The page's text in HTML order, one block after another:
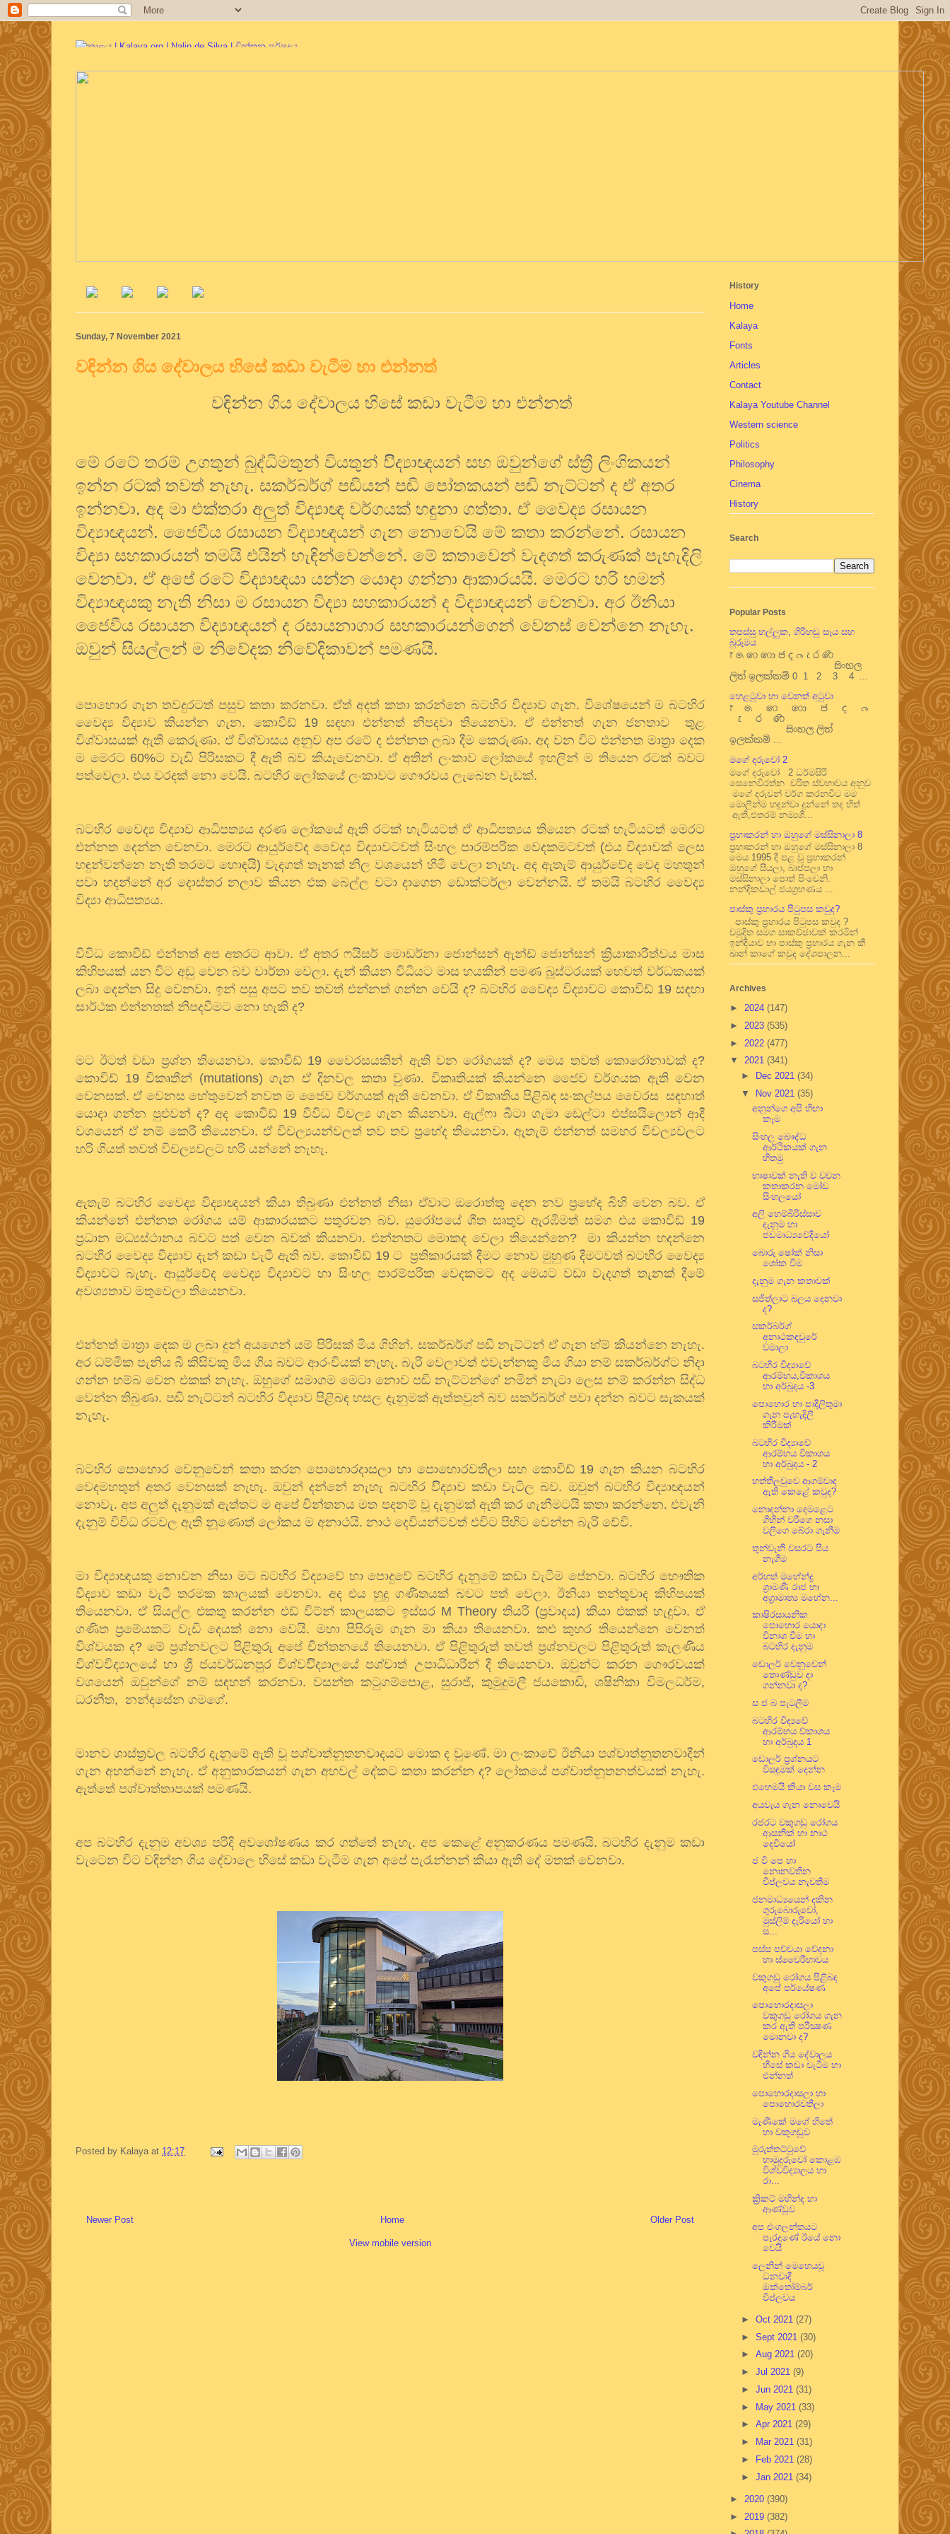
Sunday, 7 November 2021
වඳින්න ගිය දේවාලය හිසේ කඩා වැටීම හා එන්නත්
වඳින්න ගිය දේවාලය හිසේ කඩා වැටීම හා එන්නත්
මේ රටේ තරම් උගතුන් බුද්ධිමතුන් වියතුන් විිද්‍යාඥයන් සහ ඔවුන්ගේ ස්ත්‍රී ලිංගිකයන්
ඉන්න රටක් තවත් නැහැ. සකර්බර්ග් පඬියන් පඬි පෝතකයන් පඬි නැට්ටන් ද ඒ අතර
ඉන්නවා. අද මා එක්තරා අලුත් විද්‍යාඥ වර්ගයක් හඳුනා ගත්තා. ඒ වෛද්‍ය රසායන
විද්‍යාඥයන්. ජෛවීය රසායන විද්‍යාඥයන් ගැන නොවෙයි මේ කතා කරන්නේ. රසායන
විද්‍යා සහකාරයන් තමයි එයින් හැඳින්වෙන්නේ. මේ කතාවෙන් වැදගත් කරුණක් පැහැදිලි
වෙනවා. ඒ අපේ රටේ විද්‍යාඥයා යන්න යොදා ගන්නා ආකාරයයි. මෙරට හරි හමන්
විද්‍යාඥයකු නැති නිසා ම රසායන විද්‍යා සහකාරයන් ද විද්‍යාඥයන් වෙනවා. අර ඊනියා
ජෛවීය රසායන විද්‍යාඥයන් ද රසායනාගාර සහකාරයන්ගෙන් වෙනස් වෙන්නෙ නැහැ.
ඔවුන් සියල්ලන් ම නිවේදක නිවේදිකාවන් පමණයි.
පොහොර ගැන තවදුරටත් පසුව කතා කරනවා. ඒත් අදත් කතා කරන්නෙ බටහිර විද්‍යාව ගැන. විශේෂයෙන් ම බටහිර
වෛද්‍ය විද්‍යාව කියන්න ගැන. කොවිඩ් 19 සඳහා එන්නත් නිපදවා තියෙනවා. ඒ එන්නත් ගැන ජනතාව
තුළ
විශ්වාසයක් ඇති කෙරුණා. ඒ විශ්වාසය අනුව අප රටේ ද එන්නත ලබා දීම කෙරුණා. අද වන විට එන්නත මාත්‍රා දෙක
ම මෙරට 60%ට වැඩි පිරිසකට දී ඇති බව කියැවෙනවා. ඒ අතින් ලංකාව ලෝකයේ ඉහලින් ම තියෙන රටක් බවට
පත්වෙලා. එය වරදක් නො වෙයි. බටහිර ලෝකයේ ලංකාවට ගෞරවය ලැබෙන වැඩක්.
බටහිර වෛද්‍ය විද්‍යාව ආධිපත්‍යය දරණ ලෝකයේ ඇති රටක් හැටියටත් ඒ ආධිපත්‍යය තියෙන රටක් හැටියටත් මෙරට
එන්නත දෙන්න වෙනවා. මෙරට ආයුර්වේද වෛද්‍ය විද්‍යාවටවත් සිංහල පාරම්පරික වෙදකමටවත් (එය විද්‍යාවක් ලෙස
හඳුන්වන්නෙ නැති තරමට හොඳයි) වැදගත් තැනක් නිල වශයෙන් හිමි වෙලා නැහැ. අද ඇතැම් ආයුර්වේද වෙද මහතුන්
පවා හදන්නේ අර දොස්තර නලාව කියන එක බෙල්ල වටා දාගෙන ඩොක්ටර්ලා වෙන්නයි. ඒ තමයි බටහිර වෛද්‍ය
විද්‍යා ආධිපත්‍යය.
විවිධ කොවිඩ් එන්නත් අප අතරට ආවා. ඒ අතර ෆයිසර් මොඩර්නා ජොන්සන් ඇන්ඩ් ජොන්සන් ක්‍රියාකාරීත්වය මාස
කිහිපයක් යන විට අඩු වෙන බව වාර්තා වෙලා. දැන් කියන විධියට මාස හයකින් පමණ බූස්ටරයක් හෙවත් වර්ධකයක්
ලබා දෙන්න සිදු වෙනවා. ඉන් පසු අපට තව තවත් එන්නත් ගන්න වෙයි ද? බටහිර වෛද්‍ය විද්‍යාවට කොවිඩ් 19 සඳහා
සාර්ථක එන්නතක් නිපදවීමට නො හැකි ද?
මට ඊටත් වඩා ප්‍රශ්න තියෙනවා. කොවිඩ් 19 වෛරසයකින් ඇති වන රෝගයක් ද?මෙය තවත් කොරෝනාවක් ද?
කොවිඩ් 19 විකෘතීන් (mutations) ගැන ඒ දිනවල කතා වුණා. විකෘතියක් කියන්නෙ ජෛව වර්ගයක ඇති වෙන
වෙනසක්. ඒ වෙනස හේතුවෙන් නවත ම ජෛව වර්ගයක් ඇති වෙනවා. ඒ විකෘතිය පිළිබඳ සංකල්පය වෛරස සඳහාත්
යොදා ගන්න පුළුවන් ද?අද කොවිඩ් 19 විවිධ විචල්‍ය ගැන කියනවා. ඇල්ෆා බීටා ගැමා ඩෙල්ටා එප්සයිලොන් ආදී
වශයෙන් ඒ නම් කෙරී තියෙනවා. ඒ විචල්‍යයන්වලත් තව තව ප්‍රභේද තියෙනවා. ඇතැම් එන්නත් සමහර විචල්‍යවලට
හරි ගියත් තවත් විචල්‍යවලට හරි යන්නේ නැහැ.
ඇතැම් බටහිර වෛද්‍ය විද්‍යාඥයන් කියා තිබුණා එන්නත් නිසා ඒවාට ඔරොත්තු දෙන නව ප්‍රභේද බිහි වෙන බව. ඒ
කියන්නේ එන්නත රෝගය යම් ආකාරයකට පතුරවන බව. යුරෝපයේ ශීත සෘතුව ඇරඹීමත් සමග එය කොවිඩ් 19
ප්‍රධාන මධ්‍යස්ථානය බවට පත් වෙන බවක් කියනවා. එන්නතට මොකද වෙලා තියෙන්නෙ?
මා කියන්න හදන්නෙ
බටහිර වෛද්‍ය විද්‍යාව දැන් කඩා වැටී ඇති බව. කොවිඩ් 19 ට ප්‍රතිකාරයක් දීමට නොව මුහුණ දීමටවත් බටහිර වෛද්‍ය
විද්‍යාවට බැහැ. ආයුර්වේද වෛද්‍ය විද්‍යාවට හා සිංහල පාරම්පරික වෙදකමට අද මෙයට වඩා වැදගත් තැනක් දීමේ
අවශ්‍යතාව මතුවෙලා තියෙනවා.
එන්නත් මාත්‍රා දෙක ම ලබා දුන් අයගෙන් යම් පිරිසක් මිය ගිහින්. සකර්බර්ග් පඬි නැට්ටන් ඒ ගැන හ්ම් කියන්නෙ නැහැ.
අර ධම්මික පැනිය බී කිසිවකු මිය ගිය බවට ආරංචියක් නැහැ. බැරි වෙලාවත් එවැන්නකු මිය ගියා නම් සකර්බර්ග්ට නිදා
ගන්න හම්බ වෙන එකක් නැහැ. ඔහුගේ සමාගම මෙටා නොව පඬි නැට්ටන්ගේ නමින් නැටා ලෙස නම් කරන්න සිද්ධ
වෙන්න තිබුණා. පඬි නැට්ටන් බටහිර විද්‍යාව පිළිබඳ හසල දැනුමක් ඇත්තවුන් බව සකර්බර්ග් පවා දන්න බවට සැකයක්
නැහැ.
බටහිර පොහොර වෙනුවෙන් කතා කරන පොහොරදාසලා හා පොහොරවතීලා සහ කොවිඩ් 19 ගැන කියන බටහිර
වෙදමහතුන් අතර වෙනසක් නැහැ. ඔවුන් දන්නේ නැහැ බටහිර විිද්‍යාව කඩා වැටිල බව. ඔවුන් බටහිර විද්‍යාඥයන්
නොවැ. අප අලුත් දැනුමක් ඇත්තට ම අපේ චින්තනය මත පදනම් වූ දැනුමක් ඇති කර ගැනීමටයි කතා කරන්නෙ. එවැනි
දැනුම් විවිධ රටවල ඇති නූණොත් ලෝකය ම අනාථයි. නාථ දෙවියන්ටවත් එවිට පිහිට වෙන්න බැරි වේවි.
මා විද්‍යාඥයකු නොවන නිසා මට බටහිර විද්‍යාවේ හා පොදුවේ බටහිර දැනුමේ කඩා වැටීම පේනවා. බටහිර භෞතික
විද්‍යාව කඩා වැටී තරමක කාලයක් වෙනවා. අද එය හුදු ගණිතයක් බවට පත් වෙලා. ඊනියා තන්තුවාද කිහිපයක්
තියෙනවා. ඒ සියල්ල එකතු කරන්න එඩ් විට්න් කාලයකට ඉස්සර M Theoryතියරි (ප්‍රවාදය) කියා එකක් හැදුවා. ඒ
ගණිත ප්‍රමේයකට වැඩි දෙයක් නො වෙයි. මහා පිපිරුම ගැන මා කියා තියෙනවා. කළු කුහර තියෙන්නෙ වෙනත්
විශ්වයක ද?මේ ප්‍රශ්නවලට පිළිතුරු අපේ චින්තනයේ තියෙනවා. ඒ පිළිතුරුත් තවත් ප්‍රශ්නවලට පිළිතුරුත් කැලණිය
විශ්වවිද්‍යාලයේ හා ශ්‍රී ජයවර්ධනපුර විශ්වවිිද්‍යාලයේ පශ්චාත් උපාධිධාරීන් දී තියෙනවා. ඔවුන්ට කරන ගෞරවයක්
වශයෙන් ඔවුන්ගේ නම් සඳහන් කරනවා. වසන්ත කටුගම්පොළ, සුරාජ්, කුමුදුමලී ජයකොඩි,ශෂිනිකා විමලධර්ම,
ධරනීත, නන්දසේන ගමගේ.
මානව ශාස්ත්‍රවල බටහිර දැනුමේ ඇති වූ පශ්චාත්නූතනවාදයට මොක ද වුණේ. මා ලංකාවේ ඊනියා පශ්චාත්නූතනවාදීන්
ගැන අහන්නේ නැහැ. ඒ අනුකාරකයන් ගැන අහවල් දේකට කතා කරන්න ද? ලෝකයේ පශ්චාත්නූතනත්වයක් නැහැ.
ඇත්තේ පශ්චාත්තාපයක් පමණයි.
අප බටහිර දැනුම අවශ්‍ය පරිදි අවශෝෂණය කර ගත්තේ නැහැ. අප කෙළේ අනුකරණය පමණයි. බටහිර දැනුම කඩා
වැටෙන විට වඳින්න ගිය දේවාලෙ හිසේ කඩා වැටීම ගැන අපේ පැරැන්නන් කියා ඇති දේ මතක් වෙනවා.
Posted by Kalaya at 12:17
Newer Post Older Post
Home
View mobile version
History
Home
Kalaya
Fonts
Articles
Contact
Kalaya Youtube Channel
Western science
Politics
Philosophy
Cinema
History
Search
Popular Posts
තපස්සු භල්ලුක, ගිරිහඬු සෑය සහ
බුරුමය
෦ ෧ ෨ ෩ ෪ ෫ ෬ ෭ ෮ ෯
සිංහල
ලිත් ඉලක්කම් 0 1 2 3 4 ...
හෙළටුවා හා වෙනත් අටුවා
෦ ෧ ෨ ෩ ෪ ෫ ෬
෭ ෮ ෯
සිංහල ලිත්
ඉලක්කම් ...
මගේ දරුවෝ 2
මගේ දරුවෝ 2 ධර්මසිරි
සෙනෙවිරත්න චරිත ස්වභාවය අනුව
මගේ දරුවන් වර්ග කරනවිට මම
මොලින්ම හඳුන්වා දුන්නේ තද හිත්
ඇති,එතරම් නම්‍යශී...
ප්‍රභාකරන් හා ඔහුගේ මස්සිනාලා 8
ප්‍රභාකරන් හා ඔහුගේ මස්සිනාලා 8
මෙය 1995 දී පළ වූ ප්‍රභාකරන්
ඔහුගේ සීයලා, බාප්පලා හා
මස්සිනාලා පොත් පිංචෙනි.
නන්දිකඩාල් ජයග්‍රහණය ...
පාස්කු ප්‍රහාරය පිටුපස කවුද?
පාස්කු ප්‍රහාරය පිටුපස කවුද ?
චමුදිත සමග සාකච්ඡාවක් කරමින්
ඉන්දියාව හා පාස්කු ප්‍රහාරය ගැන කී
ඛාන් කාගේ කවුද දේශපාලන...
Archives
► 2024 (147)
► 2023 (535)
► 2022 (477)
▼ 2021 (341)
►
Dec 2021 (34)
▼ Nov 2021 (35)
අනුන්ගෙ අපි හිඟා
කෑම
සිංහල බෞද්ධ
ආර්ථිකයක් ගැන
හිතමු
භාෂාවක් නැති ව වචන
කතාකරන මෝඩ
සිංහලයෝ
අලි හෙම්බිරිස්සාව
දැනුම හා
ජඩමාධ්‍යවේදියෝ
බොරු ෂෝක් නිසා
ශෝක වීම
දැනුම ගැන කතාවක්
සජිත්ලාට බලය දෙනවා
ද?
සකර්බර්ග්
අනාථකඳවුරේ
වමාලා
බටහිර විද්‍යාවේ
ආරම්භය,විකාශය
හා අර්බුදය -3
පොහොර හා පාදිලිතුමා
ගැන පැහැදිලි
කිරීමක්
බටහිර විද්‍යාවේ
ආරම්භය විකාශය
හා අර්බුදය - 2
හත්තිලවුවෙ ආගම්වාද
ඇති කෙළේ කවුද?
නොදන්නා දෙමළෙට
ගිහින් වරිගෙ නසා
වලිගෙ බේරා ගැනීම
තුන්වැනි වසරට පිය
නැගීම
අර්හත් මහේන්ද්‍ර
ග්‍රාමණි රාජ හා
අග්‍රාමාත්‍ය මහේන...
කෘෂිරසායනික
පොහොර යොදා
විනාශ වීම හා
බටහිර දැනුම
ඩොලර් වෙනුවෙන්
තොණ්ඩුව දා
ගන්නවා ද?
ස ජ බ පැටලීම
බටහිර විද්‍යවේ
ආරම්භය ව්කාශය
හා අර්බුදය 1
ඩොලර් ප්‍රශ්නයට
විසඳුමක් දෙන්න
එහෙමයි කියා වස කෑම
අයවැය ගැන නොවෙයි
රජරට වකුගඩු රෝගය
ආසනික් හා නාථ
දෙවියෝ
ජ වි පෙ හා
නොනවතින
විප්ලවය නැවතීම
ජනමාධ්‍යයෙන් දකින
ගුරුබොරුවෝ,
මුස්ලිම් දැරියෝ හා
ස...
පස්ස පච්චයා වේදනා
හා ස්වෛරීභාවය
වකුගඩු රෝගය පිළිබඳ
අපේ පර්යේෂණ
පොහොරදාසලා
වකුගඩු රෝගය ගැන
කර ඇති පරීක්‍ෂණ
මොනවා ද?
වඳින්න ගිය දේවාලය
හිසේ කඩා වැටීම හා
එන්නත්
පොහොරදාසලා හා
පොහොරවතීලා
මැණිකේ මගේ හිතේ
හා වකුගඩුව
මුරුත්තට්ටුවේ
හාමුදුරුවෝ කොළඹ
විශ්වවිද්‍යාලය හා
රා...
ක්‍රිකට් මහින්ද හා
ආණ්ඩුව
අප එංගලන්තයට
පැරදුණේ ඊයේ නො
වෙයි
ලෙනින් මෙහෙයවූ
ධනවාදී
ඔක්තෝම්බර්
විප්ලවය
► Oct 2021 (27)
► Sept 2021 (30)
► Aug 2021 (20)
► Jul 2021 (9)
► Jun 2021 (31)
► May 2021 (33)
► Apr 2021 (29)
►
Mar 2021 (31)
►
Feb 2021 (28)
► Jan 2021 (34)
► 2020 (390)
► 2019 (382)